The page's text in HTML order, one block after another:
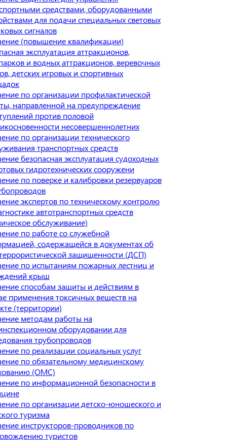
средствами, оборудованными
для подачи специальных световых
сигналов
(повышение квалификации)
эксплуатация аттракционов,
и водных аттракционов, веревочных
детских игровых и спортивных
по организации профилактической
направленной на предупреждение
против половой
несовершеннолетних
по организации технического
транспортных средств
безопасная эксплуатация судоходных
гидротехнических сооружени
по поверке и калибровки резервуаров
экспертов по техническому контролю
автотранспортных средств
обслуживание)
по работе со служебной
содержащейся в документах об
защищенности (ДСП)
по испытаниям пожарных лестниц и
крыш
способам защиты и действиям в
применения токсичных веществ на
(территории)
методам работы на
оборудовании для
трубопроводов
по реализации социальных услуг
по обязательному медицинскому
(ОМС)
по информационной безопасности в
по организации детско-юношеского и
туризма
инструкторов-проводников по
туристов